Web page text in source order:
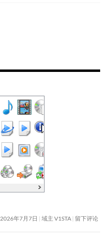
2026年7月7日 域主 V1STA 留下评论